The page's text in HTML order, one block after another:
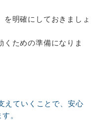
明確にしておきましょ
ための準備になりま
えていくことで、安心
。